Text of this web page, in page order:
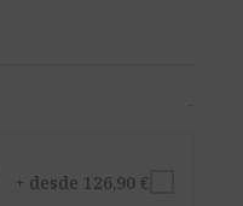
+ desde 126,90 €